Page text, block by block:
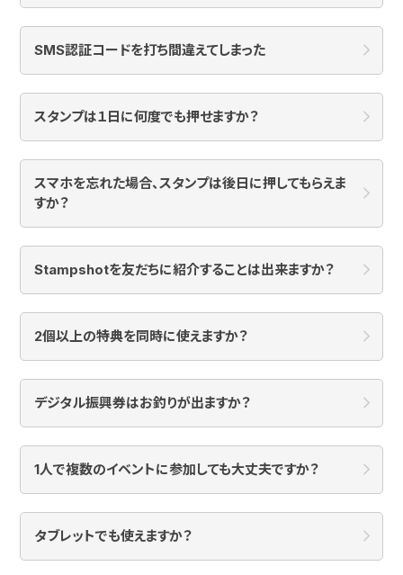
SMS認証コードを打ち間違えてしまった
スタンプは１日に何度でも押せますか？
スマホを忘れた場合、スタンプは後日に押してもらえま
すか？
Stampshotを友だちに紹介することは出来ますか？
2個以上の特典を同時に使えますか？
デジタル振興券はお釣りが出ますか？
1人で複数のイベントに参加しても大丈夫ですか？
タブレットでも使えますか？